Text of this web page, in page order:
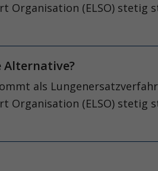
Organisation (ELSO) stetig
Alternative?
als
Organisation (ELSO) stetig